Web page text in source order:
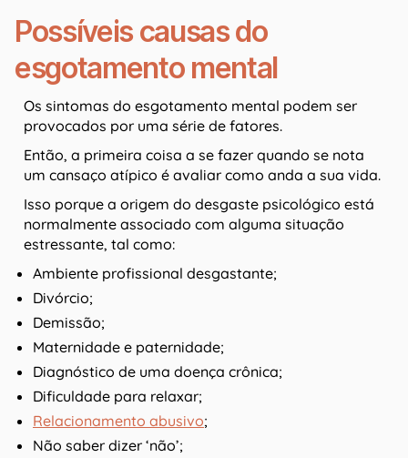
Possíveis causas do
esgotamento mental
Os sintomas do esgotamento mental podem ser
provocados por uma série de fatores.
Então, a primeira coisa a se fazer quando se nota
um cansaço atípico é avaliar como anda a sua vida.
Isso porque a origem do desgaste psicológico está
normalmente associado com alguma situação
estressante, tal como:
Ambiente profissional desgastante;
Divórcio;
Demissão;
Maternidade e paternidade;
Diagnóstico de uma doença crônica;
Dificuldade para relaxar;
Relacionamento abusivo;
Não saber dizer ‘não’;